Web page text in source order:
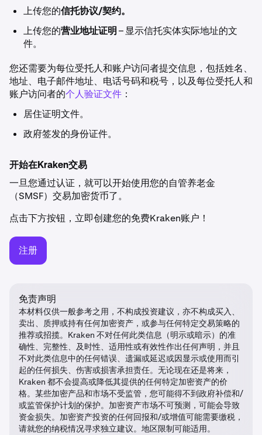
上传您的信托协议/契约。
上传您的营业地址证明 – 显示信托实体实际地址的文
件。
您还需要为每位受托人和账户访问者提交信息，包括姓名、
地址、电子邮件地址、电话号码和税号，以及每位受托人和
账户访问者的个人验证文件 ：
居住证明文件。
政府签发的身份证件。
开始在Kraken交易
一旦您通过认证，就可以开始使用您的自管养老金
（SMSF）交易加密货币了。
点击下方按钮，立即创建您的免费Kraken账户！
注册
免责声明
本材料仅供一般参考之用，不构成投资建议，亦不构成买入、
卖出、质押或持有任何加密资产，或参与任何特定交易策略的
推荐或招揽。Kraken 不对任何此类信息（明示或暗示）的准
确性、完整性、及时性、适用性或有效性作出任何声明，并且
不对此类信息中的任何错误、遗漏或延迟或因显示或使用而引
起的任何损失、伤害或损害承担责任。无论现在还是将来，
Kraken 都不会提高或降低其提供的任何特定加密资产的价
格。某些加密产品和市场不受监管，您可能得不到政府补偿和/
或监管保护计划的保护。加密资产市场不可预测，可能会导致
资金损失。加密资产投资的任何回报和/或增值可能需要缴税，
请就您的纳税情况寻求独立建议。地区限制可能适用。